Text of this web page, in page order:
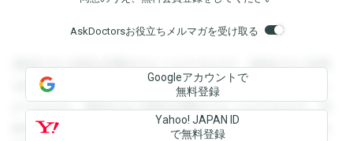
AskDoctorsお役立ちメルマガを受け取る
登録すると回答を閲覧することができます。登録すると回答
を閲覧することができます。登録すると回答を閲覧すること
ができます。登録すると回答を閲覧することができます。登
録すると回答を閲覧することができます。登録すると回答を
Googleアカウントで
無料登録
Yahoo! JAPAN ID
で無料登録